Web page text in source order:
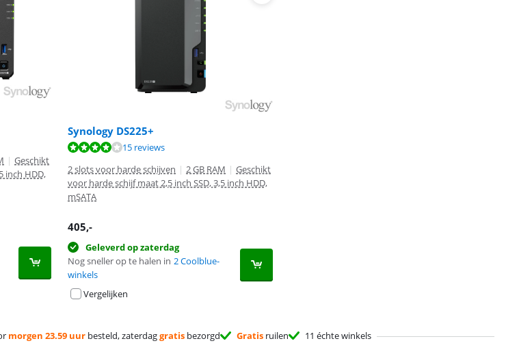
7 reviews.
| Geschikt
inch HDD,
Synology DS225+
15 reviews
2 slots voor harde schijven | 2 GB RAM | Geschikt
voor harde schijf maat 2,5 inch SSD, 3,5 inch HDD,
mSATA
405,-
Geleverd op zaterdag
Nog sneller op te halen in 2 Coolblue-
winkels
Vergelijken
morgen 23.59 uurbesteld, zaterdaggratisbezorgd Gratisruilen 11 échte winkels